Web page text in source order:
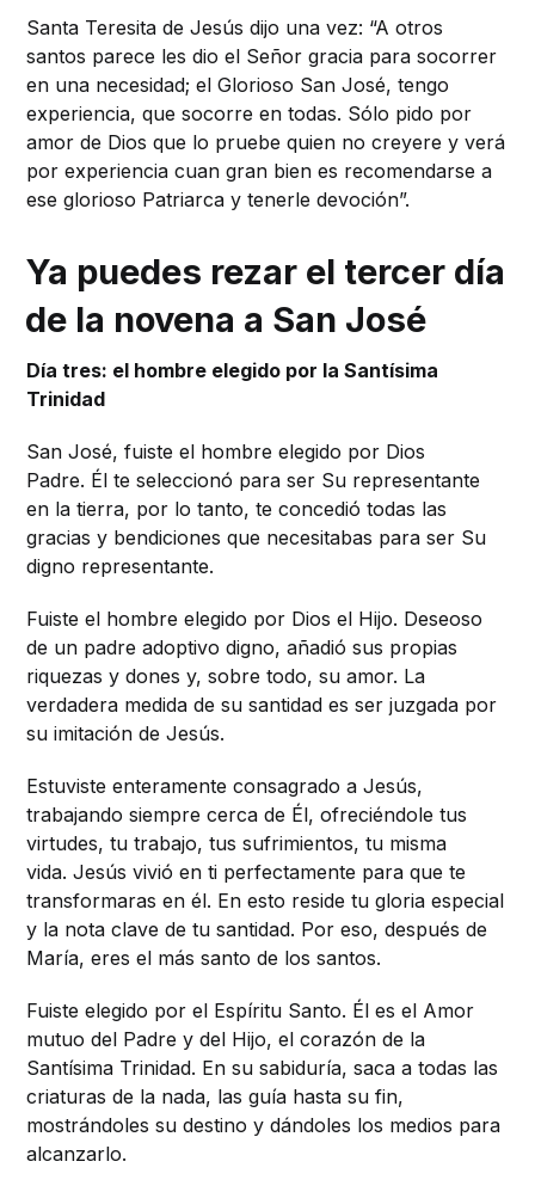
Santa Teresita de Jesús dijo una vez: “A otros
santos parece les dio el Señor gracia para socorrer
en una necesidad; el Glorioso San José, tengo
experiencia, que socorre en todas. Sólo pido por
amor de Dios que lo pruebe quien no creyere y verá
por experiencia cuan gran bien es recomendarse a
ese glorioso Patriarca y tenerle devoción”.
Ya puedes rezar el tercer día
de la novena a San José
Día tres: el hombre elegido por la Santísima
Trinidad
San José, fuiste el hombre elegido por Dios
Padre. Él te seleccionó para ser Su representante
en la tierra, por lo tanto, te concedió todas las
gracias y bendiciones que necesitabas para ser Su
digno representante.
Fuiste el hombre elegido por Dios el Hijo. Deseoso
de un padre adoptivo digno, añadió sus propias
riquezas y dones y, sobre todo, su amor. La
verdadera medida de su santidad es ser juzgada por
su imitación de Jesús.
Estuviste enteramente consagrado a Jesús,
trabajando siempre cerca de Él, ofreciéndole tus
virtudes, tu trabajo, tus sufrimientos, tu misma
vida. Jesús vivió en ti perfectamente para que te
transformaras en él. En esto reside tu gloria especial
y la nota clave de tu santidad. Por eso, después de
María, eres el más santo de los santos.
Fuiste elegido por el Espíritu Santo. Él es el Amor
mutuo del Padre y del Hijo, el corazón de la
Santísima Trinidad. En su sabiduría, saca a todas las
criaturas de la nada, las guía hasta su fin,
mostrándoles su destino y dándoles los medios para
alcanzarlo.